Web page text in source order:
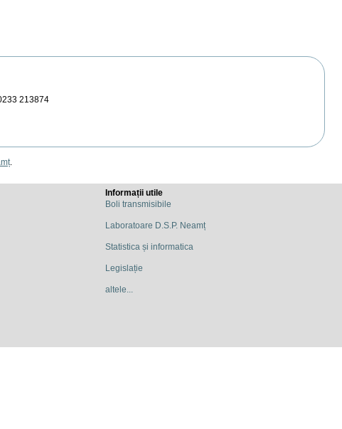
213874
.
Informații utile
Boli transmisibile
Laboratoare D.S.P. Neamț
Statistica și informatica
Legislație
altele...